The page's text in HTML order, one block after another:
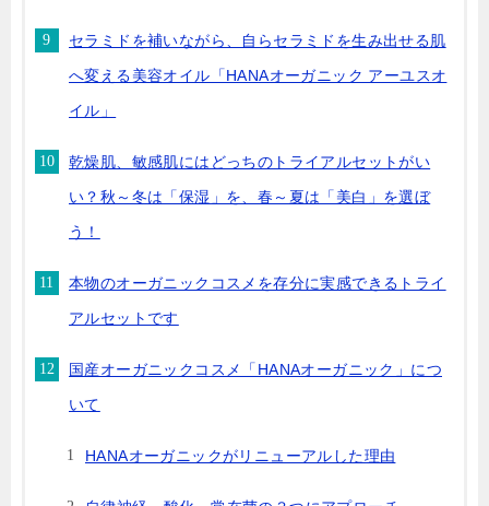
セラミドを補いながら、自らセラミドを生み出せる肌
へ変える美容オイル「HANAオーガニック アーユスオ
イル」
乾燥肌、敏感肌にはどっちのトライアルセットがい
い？秋～冬は「保湿」を、春～夏は「美白」を選ぼ
う！
本物のオーガニックコスメを存分に実感できるトライ
アルセットです
国産オーガニックコスメ「HANAオーガニック」につ
いて
HANAオーガニックがリニューアルした理由